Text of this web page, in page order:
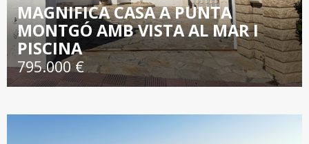
MAGNIFICA CASA A PUNTA
MONTGÓ AMB VISTA AL MAR I
PISCINA
795.000 €